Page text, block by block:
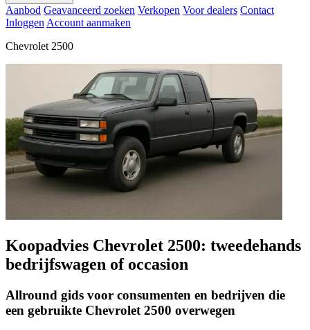
Aanbod Geavanceerd zoeken Verkopen Voor dealers Contact
Inloggen Account aanmaken
Chevrolet 2500
Koopadvies Chevrolet 2500: tweedehands
bedrijfswagen of occasion
Allround gids voor consumenten en bedrijven die
een gebruikte Chevrolet 2500 overwegen